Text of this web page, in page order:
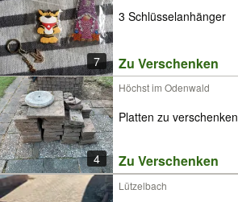
7
3 Schlüsselanhänger
Zu Verschenken
4
Höchst im Odenwald
Platten zu verschenken
Zu Verschenken
Lützelbach